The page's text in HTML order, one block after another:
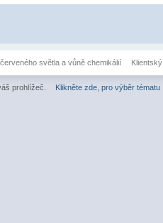
světla a vůně chemikálií
prohlížeč. Klikněte zde, pro výběr tématu